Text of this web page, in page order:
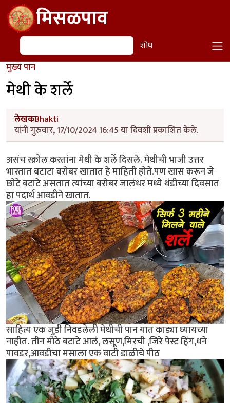
Skip to main contentमिसळपाव
शोध शोध
मुख्य पान
मेथी के शर्ले
लेखकBhakti
यांनी गुरुवार, 17/10/2024 16:45 या दिवशी प्रकाशित केले.
असंच स्क्रोल करतांना मेथी के शर्ले दिसले. मेथीची भाजी उत्तर
भारतात बटाटा बरोबर खातात हे माहिती होते.पण खास करून जे
छोटे बटाटे असतात त्यांच्या बरोबर जालंधर मध्ये थंडीच्या दिवसात
हा पदार्थ आवडीने खातात.
साहित्य एक जुडी निवडलेली मेथीची पान यात काड्या घ्यायच्या
नाहीत. तीन मोठे बटाटे आलं, लसूण,मिरची ,जिरे पेस्ट हिंग,धने
पावडर,आवडीचा मसाला एक वाटी डाळीचे पीठ